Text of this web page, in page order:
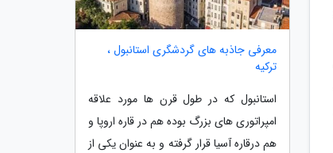
معرفی جاذبه های گردشگری استانبول ،
ترکیه
استانبول که در طول قرن ها مورد علاقه
امپراتوری های بزرگ بوده هم در قاره اروپا و
هم درقاره آسیا قرار گرفته و به عنوان یکی از